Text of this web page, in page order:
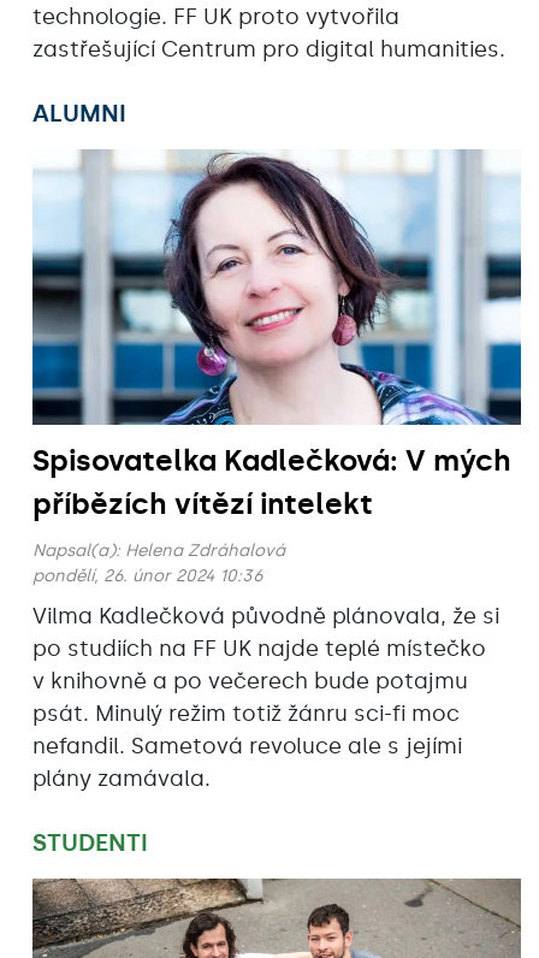
technologie. FF UK proto vytvořila
zastřešující Centrum pro digital humanities.
ALUMNI
Spisovatelka Kadlečková: V mých
příbězích vítězí intelekt
Napsal(a): Helena Zdráhalová
pondělí, 26. únor 2024 10:36
Vilma Kadlečková původně plánovala, že si
po studiích na FF UK najde teplé místečko
v knihovně a po večerech bude potajmu
psát. Minulý režim totiž žánru sci-fi moc
nefandil. Sametová revoluce ale s jejími
plány zamávala.
STUDENTI